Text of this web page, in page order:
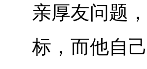
亲厚友问题
标，而他自